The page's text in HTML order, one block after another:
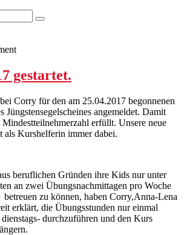
gestartet.
Corry für den am 25.04.2017 begonnenen
Jüngstensegelscheines angemeldet. Damit
erfüllt. Unsere neue
als Kurshelferin immer dabei.
beruflichen Gründen ihre Kids nur unter
an zwei Übungsnachmittagen pro Woche
betreuen zu können, haben Corry,Anna-Lena
erklärt, die Übungsstunden nur einmal
durchzuführen und den Kurs